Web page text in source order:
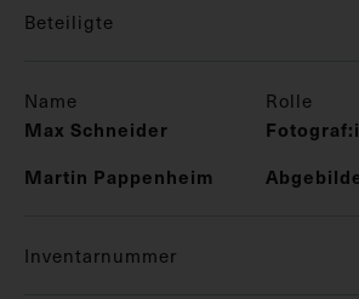
Beteiligte
Name Rolle
Max Schneider
Martin Pappenheim
Inventarnummer